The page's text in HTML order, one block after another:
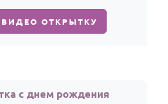
ОТКРЫТКУ
с днем рождения